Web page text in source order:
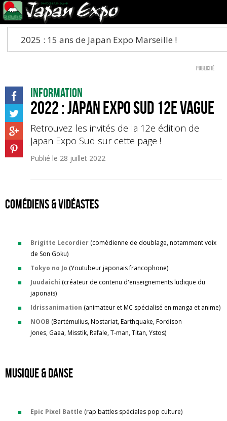
2025 : 15 ans de Japan Expo Marseille !
Publicité
Information
2022 : Japan Expo Sud 12e Vague
Retrouvez les invités de la 12e édition de
Japan Expo Sud sur cette page !
Publié le 28 juillet 2022
comédiens & vidéastes
Brigitte Lecordier (comédienne de doublage, notamment voix
de Son Goku)
Tokyo no Jo (Youtubeur japonais francophone)
Juudaichi (créateur de contenu d'enseignements ludique du
japonais)
Idrissanimation (animateur et MC spécialisé en manga et anime)
NOOB (Bartémulius, Nostariat, Earthquake, Fordison
Jones, Gaea, Misstik, Rafale, T-man, Titan, Ystos)
Musique & danse
Epic Pixel Battle (rap battles spéciales pop culture)